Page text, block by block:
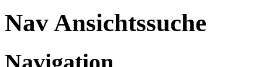
Nav Ansichtssuche